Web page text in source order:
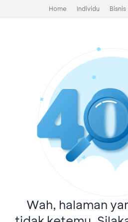
Home Individu Bisnis
Wah, halaman